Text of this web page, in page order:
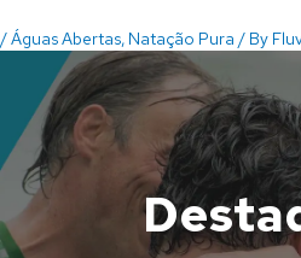
/Águas Abertas, Natação Pura / By